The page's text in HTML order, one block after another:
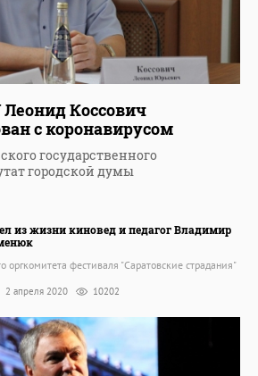
Коссович
с коронавирусом
государственного
городской думы
из жизни киновед и педагог Владимир
оргкомитета фестиваля "Саратовские страдания"
2 апреля 2020 10202